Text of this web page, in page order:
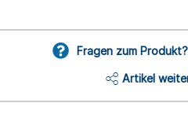
Fragen zum
Artikel